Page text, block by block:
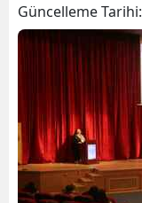
Güncelleme Tarihi: